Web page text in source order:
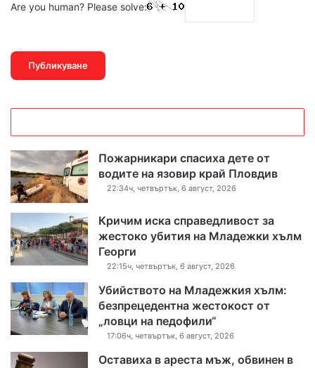
Are you human? Please solve:
Пожарникари спасиха дете от
водите на язовир край Пловдив
22:34ч, четвъртък, 6 август, 2026
Кричим иска справедливост за
жестоко убития на Младежки хълм
Георги
22:15ч, четвъртък, 6 август, 2026
Убийството на Младежкия хълм:
безпрецедентна жестокост от
„ловци на педофили“
17:06ч, четвъртък, 6 август, 2026
Оставиха в ареста мъж, обвинен в